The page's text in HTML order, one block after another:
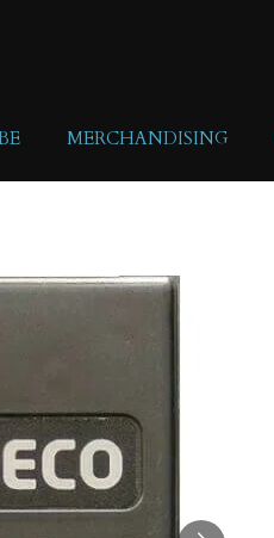
MERCHANDISING